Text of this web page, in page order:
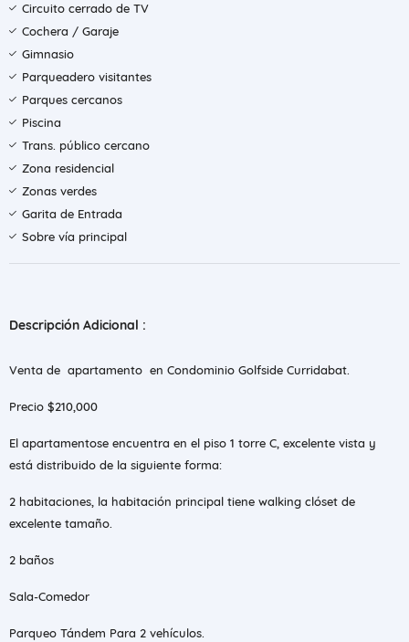
Circuito cerrado de TV
Cochera / Garaje
Gimnasio
Parqueadero visitantes
Parques cercanos
Piscina
Trans. público cercano
Zona residencial
Zonas verdes
Garita de Entrada
Sobre vía principal
Descripción Adicional :
Venta de apartamento en Condominio Golfside Curridabat.
Precio $210,000
El apartamentose encuentra en el piso 1 torre C, excelente vista y
está distribuido de la siguiente forma:
2 habitaciones, la habitación principal tiene walking clóset de
excelente tamaño.
2 baños
Sala-Comedor
Parqueo Tándem Para 2 vehículos.